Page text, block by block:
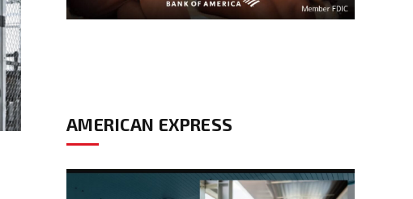
AMERICAN EXPRESS